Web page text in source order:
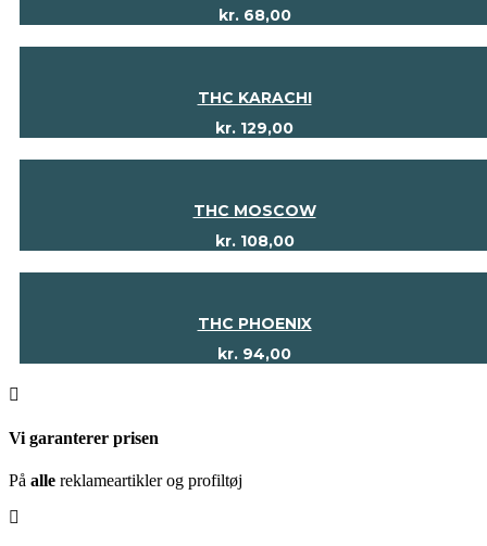
kr.68,00
THC KARACHI
kr. 129,00
THC MOSCOW
kr.108,00
THC PHOENIX
kr. 94,00
Vi garanterer prisen
På alle reklameartikler og profiltøj